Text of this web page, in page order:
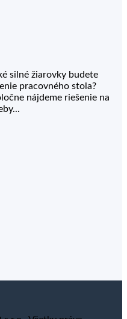
silné žiarovky budete
pracovného stola?
nájdeme riešenie na